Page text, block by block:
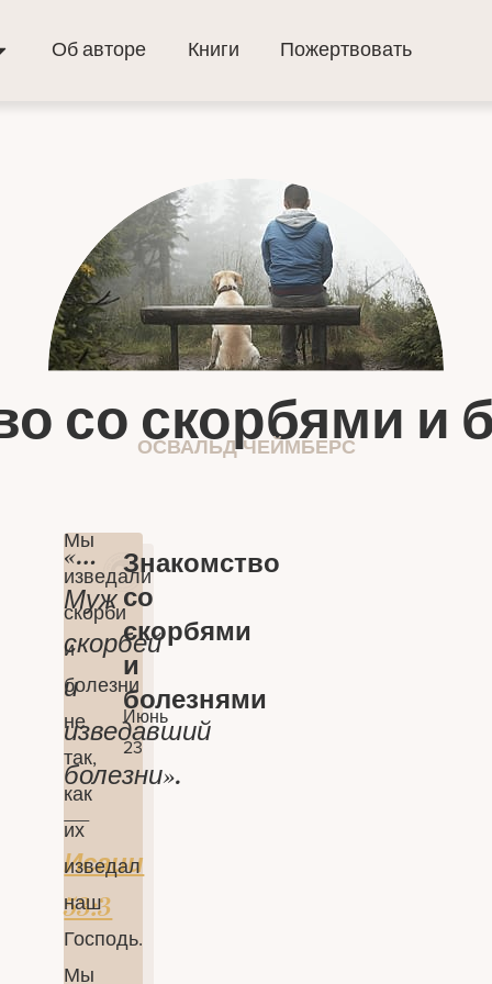
Об авторе Книги Пожертвовать
со скорбями и
ОСВАЛЬД ЧЕЙМБЕРС
Знакомство
со
скорбями
и
болезнями
Июнь
23
«…
Муж
скорбей
и
изведавший
болезни».
—
Исаии
53:3
Мы
изведали
скорби
и
болезни
не
так,
как
их
изведал
наш
Господь.
Мы